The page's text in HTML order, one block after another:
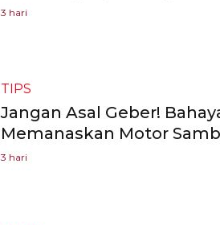
3 hari
TIPS
Jangan Asal Geber!
Memanaskan Motor
3 hari